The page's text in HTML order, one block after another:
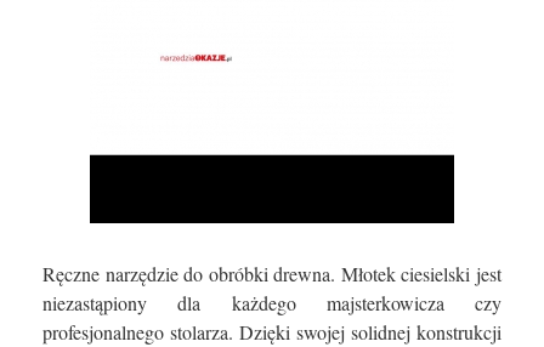
Ręczne narzędzie do obróbki drewna. Młotek ciesielski jest
niezastąpiony dla każdego majsterkowicza czy
profesjonalnego stolarza. Dzięki swojej solidnej konstrukcji